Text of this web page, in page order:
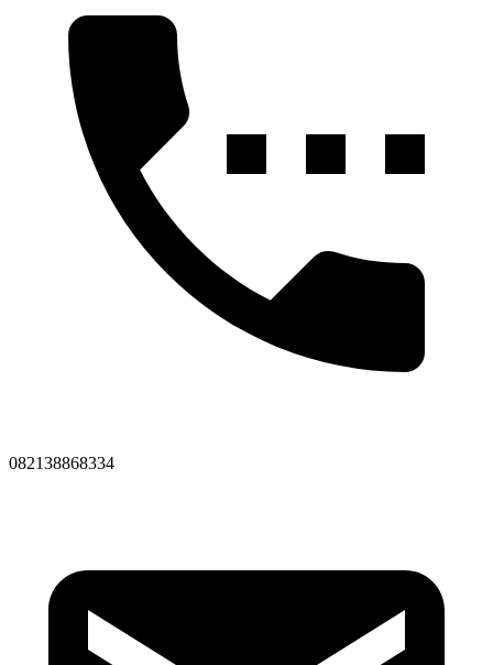
082138868334